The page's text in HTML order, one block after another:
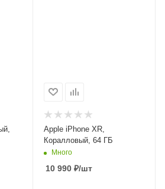
Apple iPhone XR,
Коралловый, 64 ГБ
Много
10 990₽/шт